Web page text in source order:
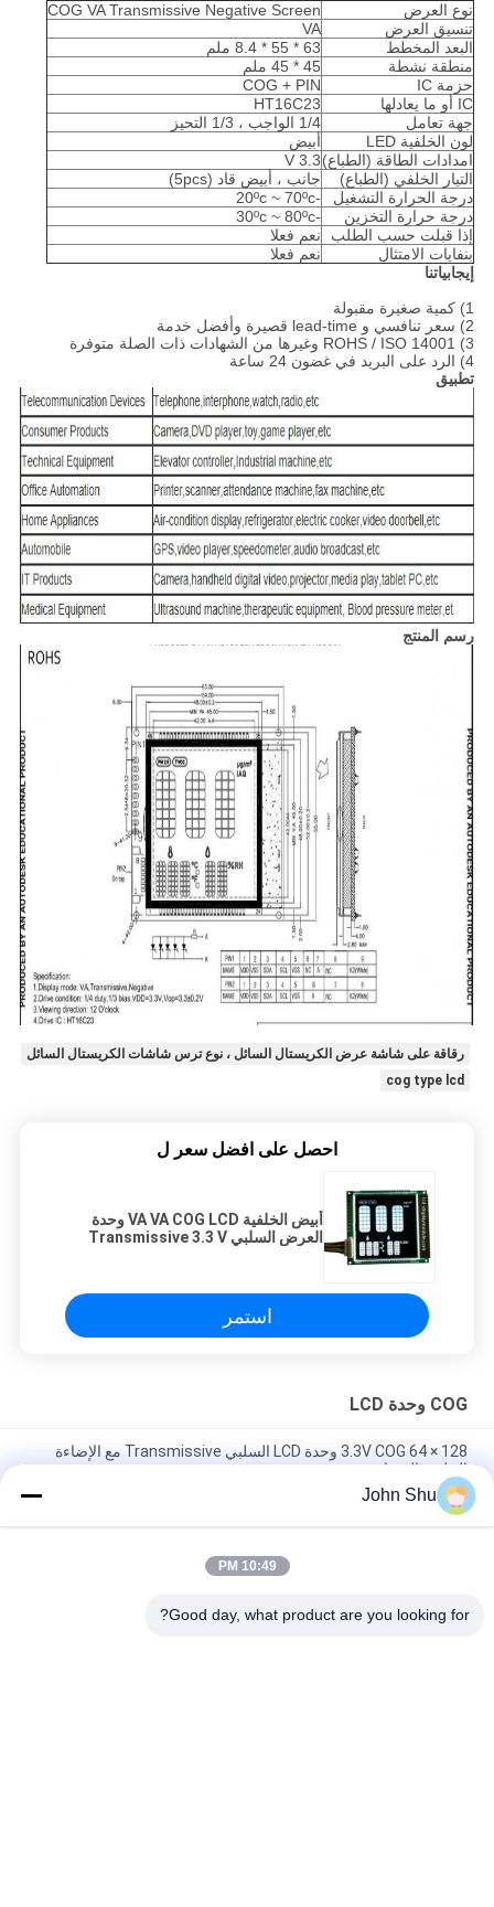
نوع العرض
COG VA Transmissive Negative Screen
تنسيق العرض
VA
البعد المخطط
63 * 55 * 8.4 ملم
منطقة نشطة
45 * 45 ملم
حزمة IC
COG + PIN
IC أو ما يعادلها
HT16C23
جهة تعامل
1/4 الواجب ، 1/3 التحيز
لون الخلفية LED
أبيض
امدادات الطاقة (الطباع)3.3 V
التيار الخلفي (الطباع)
جانب ، أبيض قاد (5pcs)
درجة الحرارة التشغيل
-20ºc ~ 70ºc
درجة حرارة التخزين
-30ºc ~ 80ºc
إذا قبلت حسب الطلب
نعم فعلا
بنفايات الامتثال
نعم فعلا
إيجابياتنا
1) كمية صغيرة مقبولة
2) سعر تنافسي و lead-time قصيرة وأفضل خدمة
3) ROHS / ISO 14001 وغيرها من الشهادات ذات الصلة متوفرة
4) الرد على البريد في غضون 24 ساعة
تطبيق
رسم المنتج
رقاقة على شاشة عرض الكريستال السائل ، نوع ترس شاشات الكريستال السائل
cog type lcd
احصل على افضل سعر ل
أبيض الخلفية VA VA COG LCD وحدة
العرض السلبي Transmissive 3.3 V
استمر
COG وحدة LCD
128 × 64 3.3V COG وحدة LCD السلبي Transmissive مع الإضاءة
الخلفية البيضاء
Backlight 3.3V COG LCD Display، 128 x 64 Resolution 6 O'Clock
COG Type LCD
FSTN COG LCD Module128 X 128 Dots 6 O'Clock with FPC
John Shu
10:49 PM
Good day, what product are you looking for?